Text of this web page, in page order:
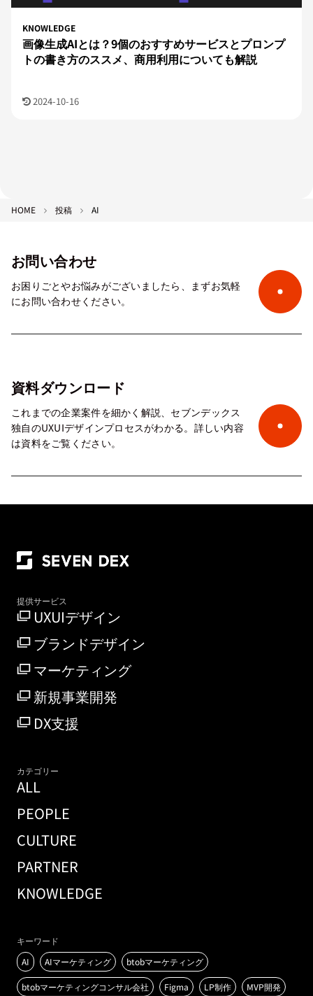
KNOWLEDGE
画像生成AIとは？9個のおすすめサービスとプロンプ
トの書き方のススメ、商用利用についても解説
2024-10-16
HOME 投稿 AI
お問い合わせ
お困りごとやお悩みがございましたら、まずお気軽
にお問い合わせください。
資料ダウンロード
これまでの企業案件を細かく解説、セブンデックス
独自のUXUIデザインプロセスがわかる。詳しい内容
は資料をご覧ください。
提供サービス
UXUIデザイン
ブランドデザイン
マーケティング
新規事業開発
DX支援
カテゴリー
ALL
PEOPLE
CULTURE
PARTNER
KNOWLEDGE
キーワード
AI
AIマーケティング btobマーケティング
btobマーケティングコンサル会社 Figma LP制作 MVP開発